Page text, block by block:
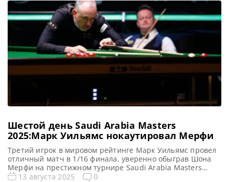
игроком, которому удалось оформить два максимальных
брейка (147 очков) в течение одного дня. […]
Шестой день Saudi Arabia Masters
2025:Марк Уильямс нокаутировал Мерфи
Третий игрок в мировом рейтинге Марк Уильямс провел
отличный матч в 1/16 финала, уверенно обыграв Шона
Мерфи на престижном турнире Saudi Arabia Masters
2025, сообщает WST В прошлом году Марк Уильямс
13 августа 2025 0